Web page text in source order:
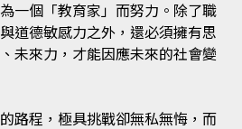
一個「教育家」而努力。除了職
道德敏感力之外，還必須擁有思
未來力，才能因應未來的社會變
路程，極具挑戰卻無私無悔，而